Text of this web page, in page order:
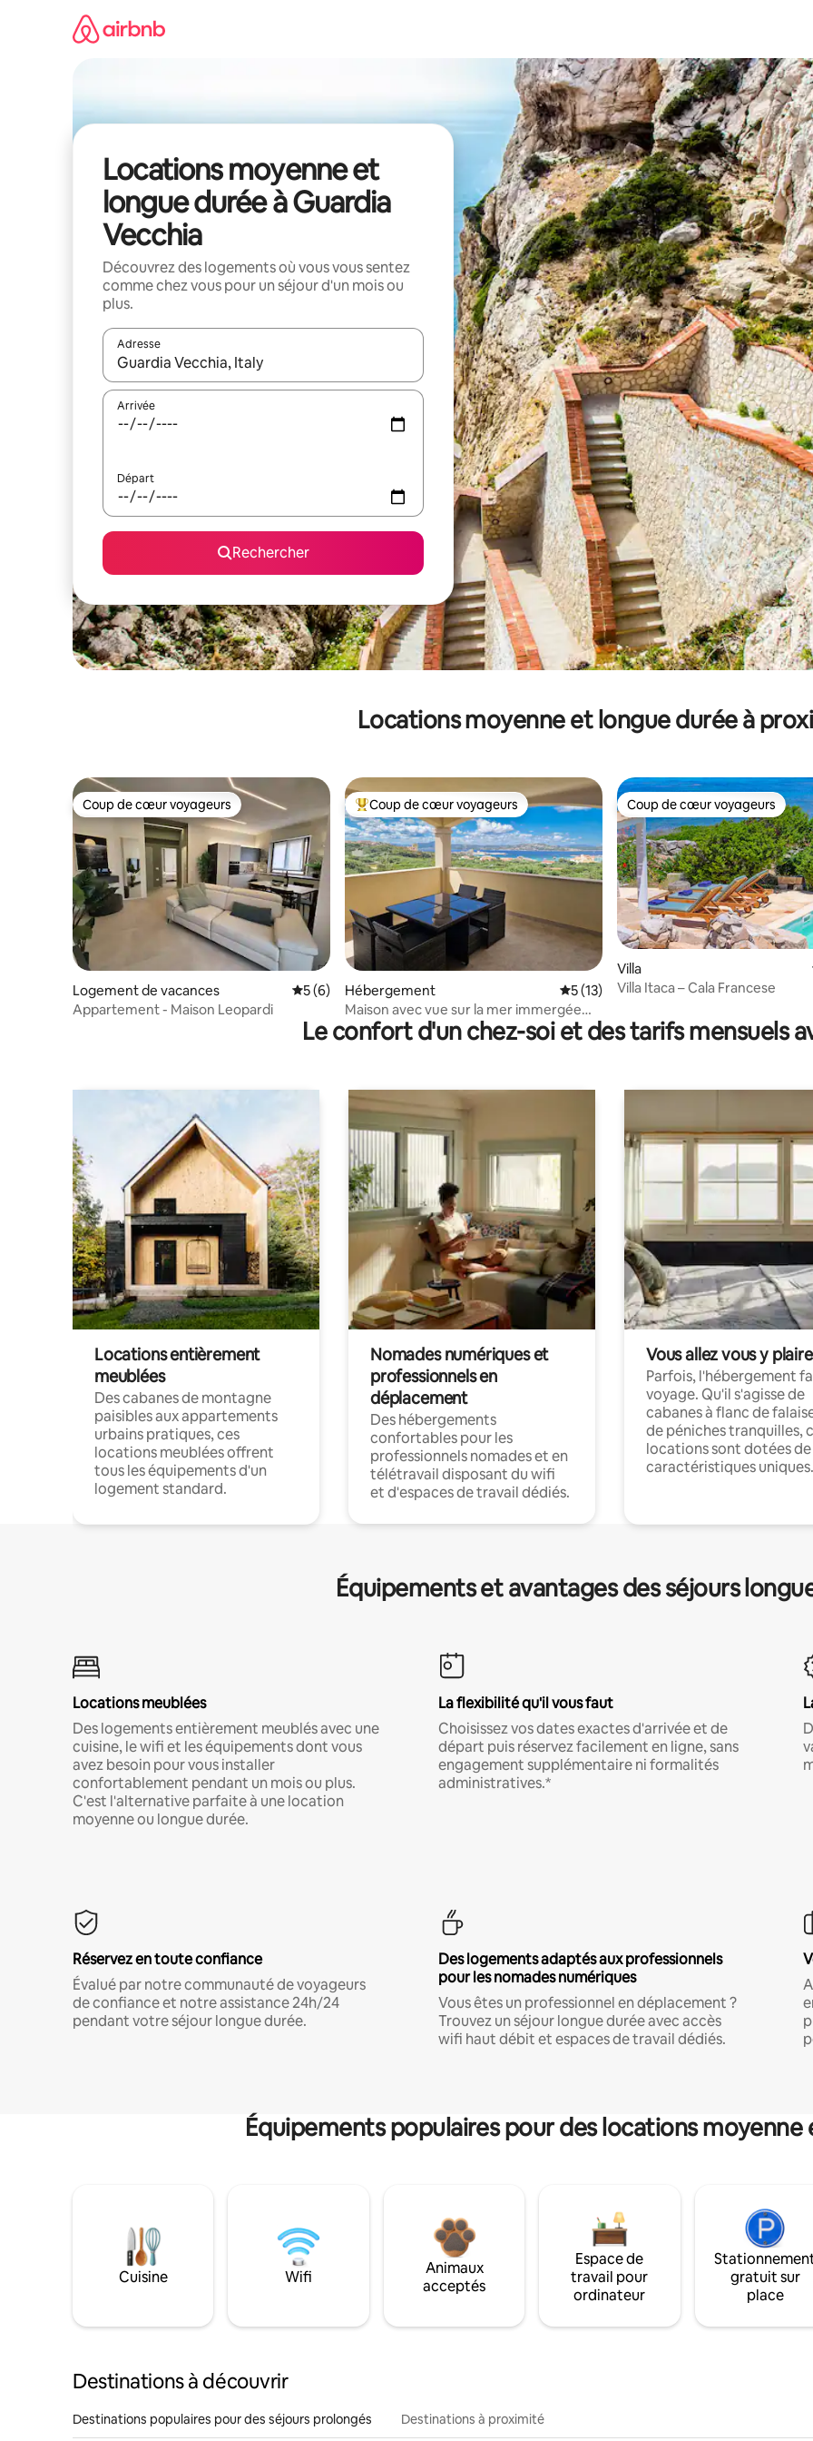
Locations moyenne et
longue durée à Guardia
Vecchia
Découvrez des logements où vous vous sentez
comme chez vous pour un séjour d'un mois ou
plus.
Adresse
Lorsque les résultats s'affichent, utilisez les flèches vers le haut et vers le bas pour les parcourir ou en appuyant et en
Arrivée
Départ
Rechercher
Locations moyenne et longue durée à
Coup de cœur voyageurs
Coup de cœur voyageurs
Logement de vacances Évaluation moyenne sur la base de 6 commentaires : 5 sur 5
5 (6)
Appartement - Maison Leopardi
Coups de cœur voyageurs les plus appréciés
Coup de cœur voyageurs
Hébergement Évaluation moyenne sur la base de 13
5 (13)
Maison avec vue sur la mer immergée
dans une nature préservée
Coup de cœur voyageurs
Coup de cœur voyageurs
Villa
Villa Itaca – Cala Francese
Le confort d'un chez-soi et des tarifs mensuels
Locations entièrement
meublées
Des cabanes de montagne
paisibles aux appartements
urbains pratiques, ces
locations meublées offrent
tous les équipements d'un
logement standard.
Nomades numériques et
professionnels en
déplacement
Des hébergements
confortables pour les
professionnels nomades et en
télétravail disposant du wifi
et d'espaces de travail dédiés.
Vous allez vous y plaire
Parfois, l'hébergement
voyage. Qu'il s'agisse de
cabanes à flanc de
de péniches tranquilles,
locations sont dotées de
caractéristiques uniques.
Équipements et avantages des séjours
Locations meublées
Des logements entièrement meublés avec une
cuisine, le wifi et les équipements dont vous
avez besoin pour vous installer
confortablement pendant un mois ou plus.
C'est l'alternative parfaite à une location
moyenne ou longue durée.
La flexibilité qu'il vous faut
Choisissez vos dates exactes d'arrivée et de
départ puis réservez facilement en ligne, sans
engagement supplémentaire ni formalités
administratives.*
Réservez en toute confiance
Évalué par notre communauté de voyageurs
de confiance et notre assistance 24h/24
pendant votre séjour longue durée.
Des logements adaptés aux professionnels
pour les nomades numériques
Vous êtes un professionnel en déplacement ?
Trouvez un séjour longue durée avec accès
wifi haut débit et espaces de travail dédiés.
Équipements populaires pour des locations
Cuisine Wifi
Animaux
acceptés
Espace de
travail pour
ordinateur
gratuit sur
place
Destinations à découvrir
Destinations populaires pour des séjours prolongés Destinations à proximité